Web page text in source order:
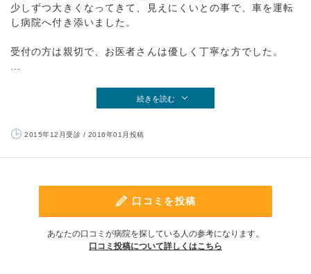
少しずつ大きくなってきて、見えにくいとの事で、車を運転
し病院へ付き添いました。
受付の方は親切で、お医者さんは優しく丁寧な方でした。
続きを読む
2015年12月受診 / 2016年01月投稿
口コミを投稿
あなたの口コミが病院を探している人の参考になります。
口コミ投稿について詳しくはこちら